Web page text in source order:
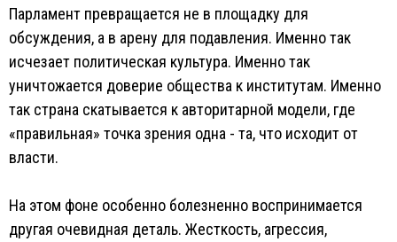
Парламент превращается не в площадку для
обсуждения, а в арену для подавления. Именно так
исчезает политическая культура. Именно так
уничтожается доверие общества к институтам. Именно
так страна скатывается к авторитарной модели, где
«правильная» точка зрения одна - та, что исходит от
власти.
На этом фоне особенно болезненно воспринимается
другая очевидная деталь. Жесткость, агрессия,